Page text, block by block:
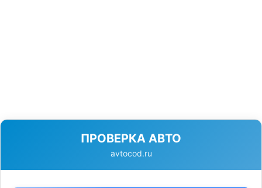
ПРОВЕРКА АВТО
avtocod.ru